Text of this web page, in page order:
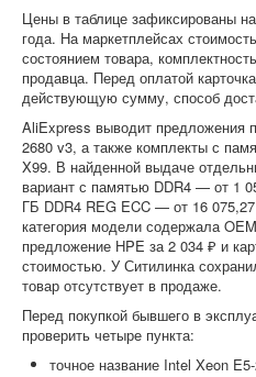
Цены в таблице зафиксированы
года. На маркетплейсах
состоянием товара,
продавца. Перед оплатой
действующую сумму, способ
AliExpress выводит предложения
2680 v3, а также комплекты с
X99. В найденной выдаче
вариант с памятью DDR4 — от 1
ГБ DDR4 REG ECC — от 16
категория модели содержала
предложение HPE за 2 034 ₽ и
стоимостью. У Ситилинка
товар отсутствует в продаже.
Перед покупкой бывшего в
проверить четыре пункта:
точное название Intel Xeon